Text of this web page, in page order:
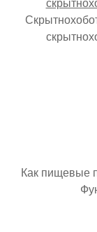
Как пищевые